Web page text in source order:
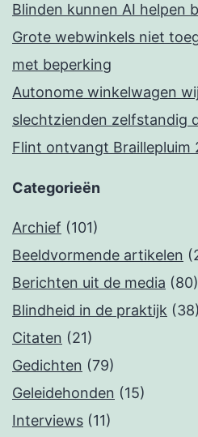
Blinden kunnen AI helpen
Grote webwinkels niet
met beperking
Autonome winkelwagen
slechtzienden zelfstandig
Flint ontvangt Braillepluim
Categorieën
Archief (101)
Beeldvormende artikelen
Berichten uit de media (80)
Blindheid in de praktijk (38)
Citaten (21)
Gedichten (79)
Geleidehonden (15)
Interviews (11)